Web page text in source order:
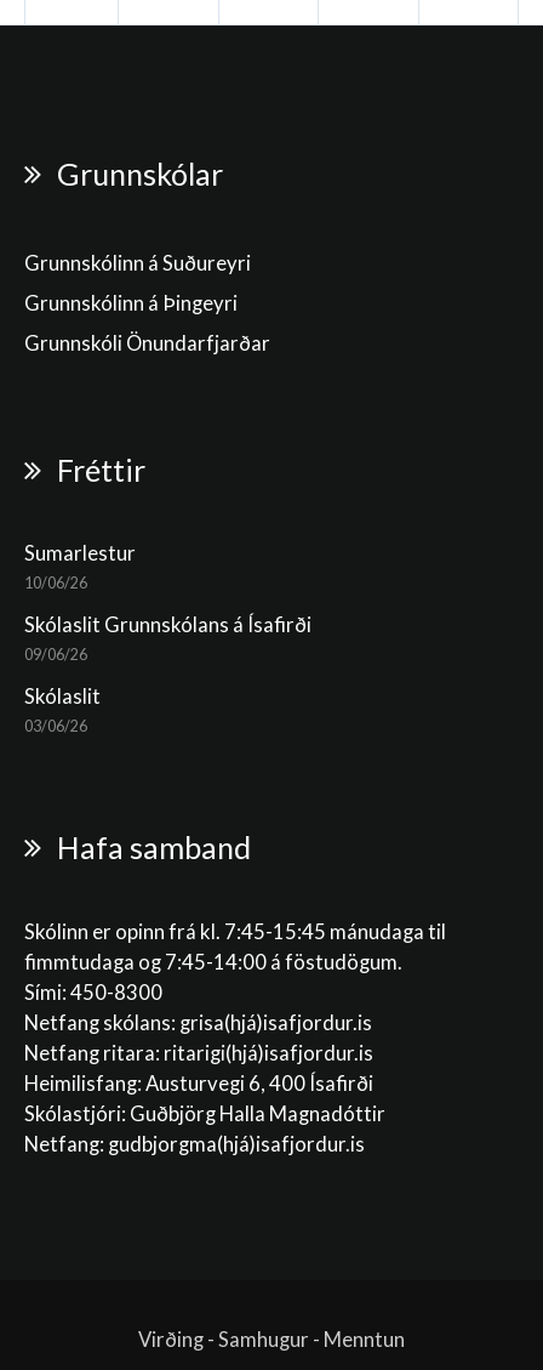
Grunnskólar
Grunnskólinn á Suðureyri
Grunnskólinn á Þingeyri
Grunnskóli Önundarfjarðar
Fréttir
Sumarlestur
10/06/26
Skólaslit Grunnskólans á Ísafirði
09/06/26
Skólaslit
03/06/26
Hafa samband
Skólinn er opinn frá kl. 7:45-15:45 mánudaga til
fimmtudaga og 7:45-14:00 á föstudögum.
Sími: 450-8300
Netfang skólans: grisa(hjá)isafjordur.is
Netfang ritara: ritarigi(hjá)isafjordur.is
Heimilisfang: Austurvegi 6, 400 Ísafirði
Skólastjóri: Guðbjörg Halla Magnadóttir
Netfang: gudbjorgma(hjá)isafjordur.is
Virðing - Samhugur - Menntun